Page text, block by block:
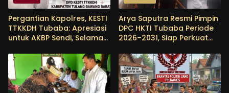
Pergantian Kapolres, KESTI
TTKKDH Tubaba: Apresiasi
untuk AKBP Sendi, Selamat
Himmawan
Arya Saputra Resmi Pimpin
DPC HKTI Tubaba Periode
2026–2031, Siap Perkuat